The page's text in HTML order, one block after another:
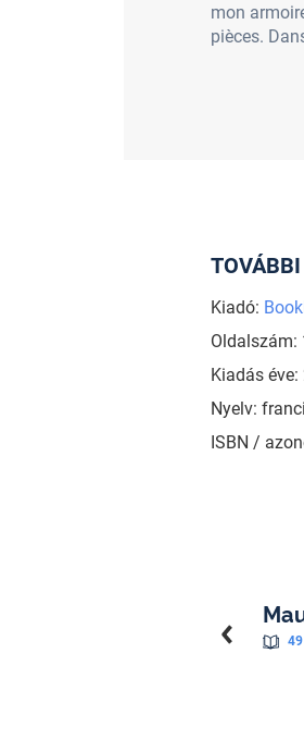
mon
pièces.
Kiadó:
Oldalszám:
Kiadás éve:
Nyelv:
ISBN /
49